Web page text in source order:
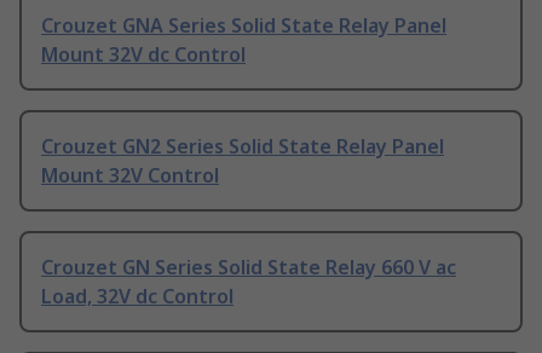
Crouzet GNA Series Solid State Relay Panel
Mount 32V dc Control
Crouzet GN2 Series Solid State Relay Panel
Mount 32V Control
Crouzet GN Series Solid State Relay 660 V ac
Load, 32V dc Control